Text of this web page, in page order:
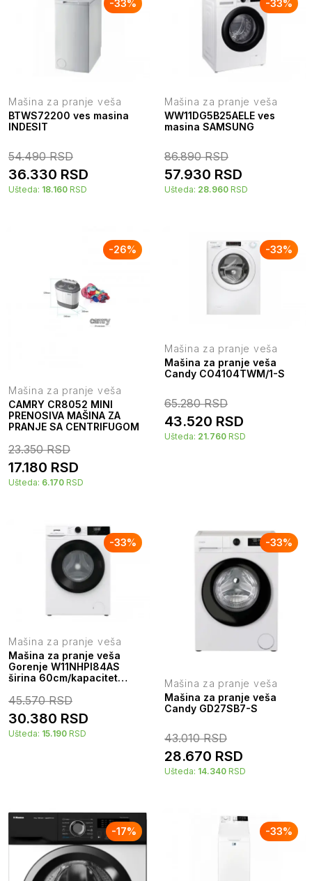
-33%
Mašina za pranje veša
BTWS72200 ves masina
INDESIT
54.490RSD
36.330 RSD
Ušteda: 18.160 RSD
-33%
Mašina za pranje veša
WW11DG5B25AELE ves
masina SAMSUNG
86.890RSD
57.930 RSD
Ušteda: 28.960 RSD
-26%
Mašina za pranje veša
CAMRY CR8052 MINI
PRENOSIVA MAŠINA ZA
PRANJE SA CENTRIFUGOM
23.350RSD
17.180 RSD
Ušteda: 6.170 RSD
-33%
Mašina za pranje veša
Mašina za pranje veša
Candy CO4104TWM/1-S
65.280RSD
43.520 RSD
Ušteda: 21.760 RSD
-33%
Mašina za pranje veša
Mašina za pranje veša
Gorenje W11NHPI84AS
širina 60cm/kapacitet
45.570RSD
30.380 RSD
Ušteda: 15.190 RSD
-33%
Mašina za pranje veša
Mašina za pranje veša
Candy GD27SB7-S
43.010RSD
28.670 RSD
Ušteda: 14.340 RSD
-17% -33%